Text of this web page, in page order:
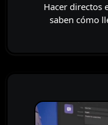
Hacer directos
saben cómo